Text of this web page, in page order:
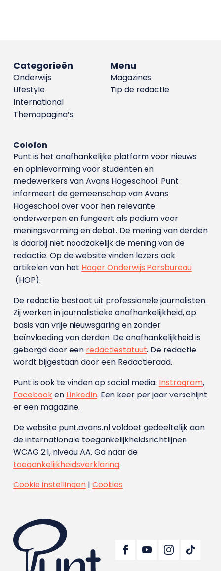
Menu
Magazines
Tip de redactie
Categorieën
Onderwijs
Lifestyle
International
Themapagina’s
Colofon
Punt is het onafhankelijke platform voor nieuws
en opinievorming voor studenten en
medewerkers van Avans Hoge­school. Punt
informeert de gemeenschap van Avans
Hogeschool over voor hen relevante
onderwerpen en fungeert als podium voor
meningsvorming en debat. De mening van derden
is daarbij niet noodzakelijk de mening van de
redactie. Op de website vinden lezers ook
artikelen van het Hoger Onderwijs Persbureau
(HOP).
De redactie bestaat uit professionele journalisten.
Zij werken in journalistieke onafhankelijkheid, op
basis van vrije nieuwsgaring en zonder
beïnvloeding van derden. De onafhankelijkheid is
geborgd door een redactiestatuut. De redactie
wordt bijgestaan door een Redactieraad.
Punt is ook te vinden op social media: Instragram,
Facebooken LinkedIn. Een keer per jaar verschijnt
er een magazine.
De website punt.avans.nl voldoet gedeeltelijk aan
de internationale toegankelijkheidsrichtlijnen
WCAG 2.1, niveau AA. Ga naar de
toegankelijkheidsverklaring.
Cookie instellingen| Cookies